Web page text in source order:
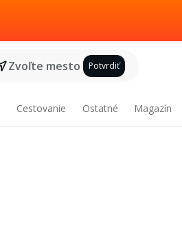
Zvoľte mesto Potvrdiť
Cestovanie Ostatné Magazín